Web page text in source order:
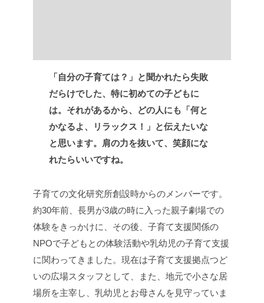
「自分の子育ては？」と聞かれたら失敗
だらけでした、特に初めての子どもに
は。それがあるから、どの人にも「何と
かなるよ、リラックス！」と伝えたいな
と思います。肩の力を抜いて、笑顔にな
れたらいいですね。
子育ての文化研究所創設時からのメンバーです。
約30年前、長男が3歳の時に入った親子劇場での
体験をきっかけに、その後、子育て支援関係の
NPOで子どもとの体験活動や乳幼児の子育て支援
に関わってきました。現在は子育て支援拠点つど
いの広場スタッフとして、また、地元で小さな居
場所を主宰し、乳幼児とお母さんを見守っていま